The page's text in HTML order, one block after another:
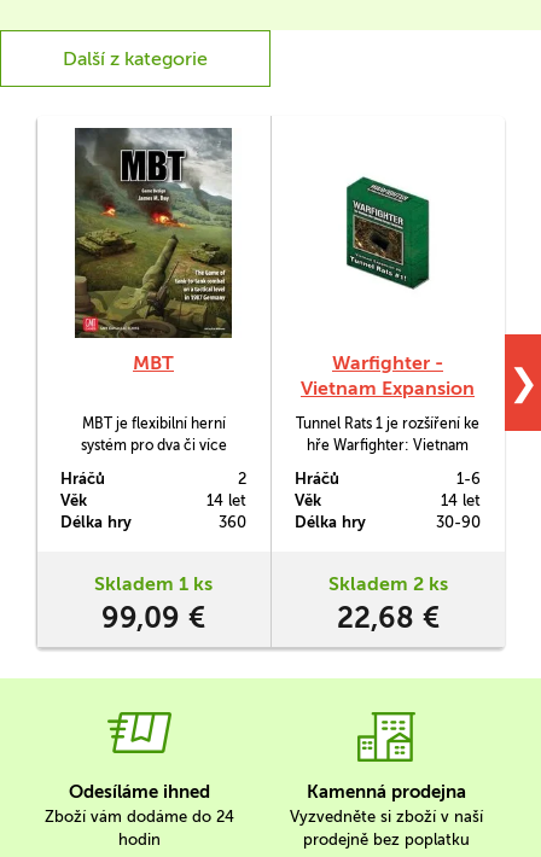
Další z kategorie
MBT
MBT je flexibilní herní
systém pro dva či více
simulaci operací
kombinovaných malých
jednotek, zasazený do
Hráčů
2
Věk
14 let
Délka hry
360
Skladem 1 ks
99,09 €
Warfighter -
Vietnam Expansion
6. Tunnel Rats 1
Tunnel Rats 1 je rozšíření ke
hře Warfighter: Vietnam
tunelové krysy - bojovníky v
úzkých podzemních
chodbách.
Hráčů
1-6
Věk
14 let
Délka hry
30-90
Skladem 2 ks
22,68 €
❯
Odesíláme ihned
Zboží vám dodáme do 24
hodin
Kamenná prodejna
Vyzvedněte si zboží v naší
prodejně bez poplatku